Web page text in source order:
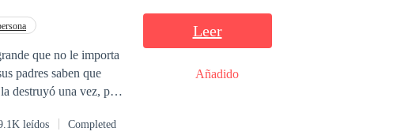
que no le importa
destruyó una vez, pero
leídos Completed
Leer
Añadido